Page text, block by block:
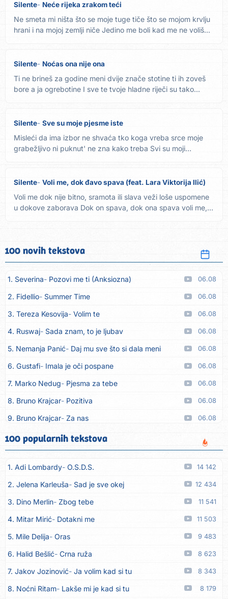
Silente Neće rijeka zrakom teći
Ne smeta mi ništa što se moje tuge tiče što se mojom krvlju
hrani i na mojoj zemlji niče Jedino me boli kad me ne voliš...
Silente Noćas ona nije ona
Ti ne brineš za godine meni dvije znače stotine ti ih zoveš
bore a ja ogrebotine I sve te tvoje hladne riječi su tako...
Silente Sve su moje pjesme iste
Misleći da ima izbor ne shvaća tko koga vreba srce moje
grabežljivo ni puknut' ne zna kako treba Svi su moji
Silente Voli me, dok đavo spava (feat. Lara Viktorija Ilić)
Voli me dok nije bitno, sramota ili slava veži loše uspomene
u dokove zaborava Dok on spava, dok ona spava voli me,
100 novih tekstova
1. Severina Pozovi me ti (Anksiozna) 06.08
2. Fidellio Summer Time 06.08
3. Tereza Kesovija Volim te 06.08
4. Ruswaj Sada znam, to je ljubav 06.08
5. Nemanja Panić Daj mu sve što si dala meni 06.08
6. Gustafi Imala je oči pospane 06.08
7. Marko Nedug Pjesma za tebe 06.08
8. Bruno Krajcar Pozitiva 06.08
9. Bruno Krajcar Za nas 06.08
10. Tereza Kesovija Da li ću moći
11. Lidija Bačić Neka se vino toči (Nazdravlje) 06.08
12. Karin Kuljanić Nisi zavridel 06.08
13. Tamara Brusić Nigdi ni lipo ko doma 06.08
14. Tamara Brusić Biž´mo ća 06.08
15. Rusko Richie Bila si, bila 06.08
16. Rusko Richie Ti i ja 06.08
17. Azra Husarkić Ako treba 06.08
18. Azra Husarkić Ljubavnice 06.08
19. Azra Husarkić Zakon jačeg 06.08
100 popularnih tekstova
1. Adi Lombardy O.S.D.S. 14 142
2. Jelena Karleuša Sad je sve okej 12 434
3. Dino Merlin Zbog tebe 11 541
4. Mitar Mirić Dotakni me 11 503
5. Mile Delija Oras 9 483
6. Halid Bešlić Crna ruža 8 623
7. Jakov Jozinović Ja volim kad si tu 8 343
8. Noćni Ritam Lakše mi je kad si tu 8 179